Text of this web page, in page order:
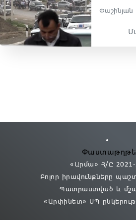
Փաշինյան
«Արմա» Հ/Ը 2021
Բոլոր իրավունքները
Պատրաստված և
«Արփինետ» ՍՊ